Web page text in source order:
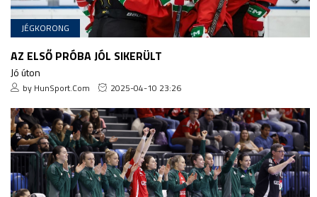
JÉGKORONG
AZ ELSŐ PRÓBA JÓL SIKERÜLT
Jó úton
by HunSport.Com 2025-04-10 23:26